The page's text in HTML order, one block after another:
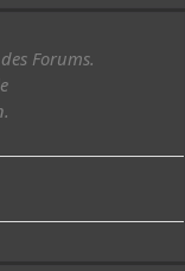
Forums.